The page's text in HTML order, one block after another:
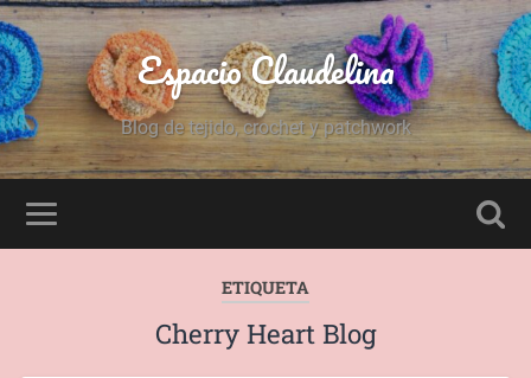
Espacio Claudelina
Blog de tejido, crochet y patchwork
ETIQUETA
Cherry Heart Blog